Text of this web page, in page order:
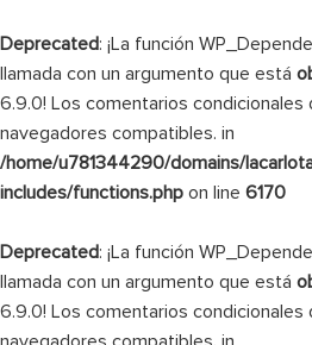
Deprecated: ¡La función
llamada con un argumento que está
6.9.0! Los comentarios condicionales
navegadores compatibles. in
/home/u781344290/domains/
includes/functions.php on line 6170
Deprecated: ¡La función
llamada con un argumento que está
6.9.0! Los comentarios condicionales